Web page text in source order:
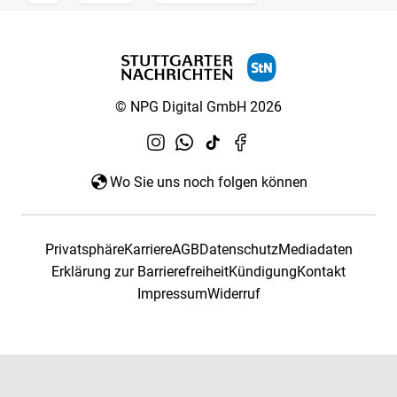
© NPG Digital GmbH 2026
Wo Sie uns noch folgen können
PrivatsphäreKarriereAGBDatenschutzMediadaten
Erklärung zur BarrierefreiheitKündigungKontakt
ImpressumWiderruf